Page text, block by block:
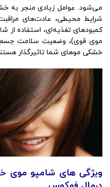
می‌شود. عوامل زیادی منجر به
شرایط محیطی، عادت‌های
کمبود‌های تغذیه‌ای، استفاده از
موی قوی)، وضعیت سلامت
خشکی موهای شما تاثیرگذار
ویژگی های شامپو موی